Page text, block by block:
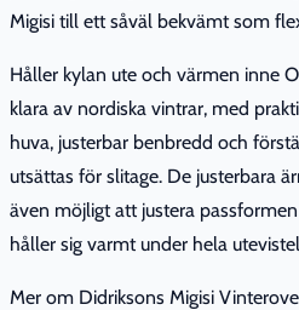
Migisi till ett såväl bekvämt som
Håller kylan ute och värmen inne
klara av nordiska vintrar, med
huva, justerbar benbredd och
utsättas för slitage. De justerbara
även möjligt att justera
håller sig varmt under hela
Mer om Didriksons Migisi